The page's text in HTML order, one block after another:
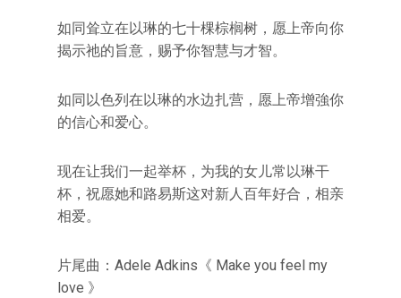
如同耸立在以琳的七十棵棕榈树，愿上帝向你
揭示祂的旨意，赐予你智慧与才智。
如同以色列在以琳的水边扎营，愿上帝增強你
的信心和爱心。
现在让我们一起举杯，为我的女儿常以琳干
杯，祝愿她和路易斯这对新人百年好合，相亲
相爱。
片尾曲：Adele Adkins《 Make you feel my
love 》